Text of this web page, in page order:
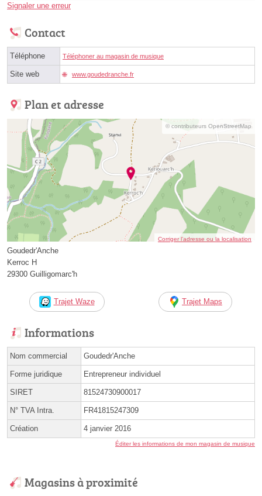
Signaler une erreur
Contact
Téléphone Téléphoner au magasin de musique
Site web www.goudedranche.fr
Plan et adresse
© contributeurs OpenStreetMap
Corriger l’adresse ou la localisation
Goudedr'Anche
Kerroc H
29300 Guilligomarc'h
Trajet Waze Trajet Maps
Informations
Nom commercial Goudedr'Anche
Forme juridique Entrepreneur individuel
SIRET 81524730900017
N° TVA Intra. FR41815247309
Création 4 janvier 2016
Éditer les informations de mon magasin de musique
Magasins à proximité